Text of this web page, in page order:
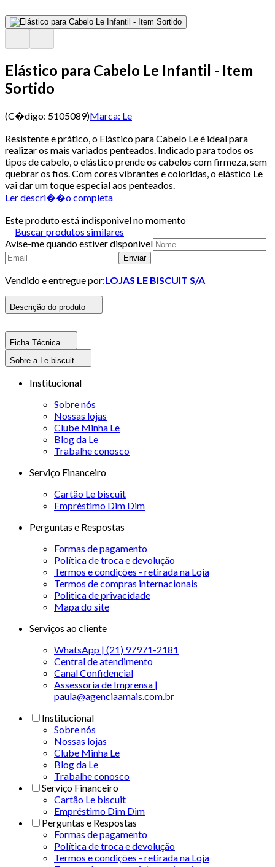
Elástico para Cabelo Le Infantil - Item
Sortido
(C�digo: 5105089)Marca: Le
Resistente e prático, o Elástico para Cabelo Le é ideal para
realizar os mais variados penteados. Indicado para todos os
tipos de cabelo, o elástico prende os cabelos com firmeza, sem
quebrar os fios. Com cores vibrantes e coloridas, o elástico Le
vai dar um toque especial aos penteados.
Ler descri��o completa
Este produto está indisponivel no momento
Buscar produtos similares
Avise-me quando estiver disponivel
Enviar
Vendido e entregue por:LOJAS LE BISCUIT S/A
Descrição do produto
Ficha Técnica
Sobre a Le biscuit
Institucional
Sobre nós
Nossas lojas
Clube Minha Le
Blog da Le
Trabalhe conosco
Serviço Financeiro
Cartão Le biscuit
Empréstimo Dim Dim
Perguntas e Respostas
Formas de pagamento
Política de troca e devolução
Termos e condições - retirada na Loja
Termos de compras internacionais
Politica de privacidade
Mapa do site
Serviços ao cliente
WhatsApp | (21) 97971-2181
Central de atendimento
Canal Confidencial
Assessoria de Imprensa |
paula@agenciaamais.com.br
Institucional
Sobre nós
Nossas lojas
Clube Minha Le
Blog da Le
Trabalhe conosco
Serviço Financeiro
Cartão Le biscuit
Empréstimo Dim Dim
Perguntas e Respostas
Formas de pagamento
Política de troca e devolução
Termos e condições - retirada na Loja